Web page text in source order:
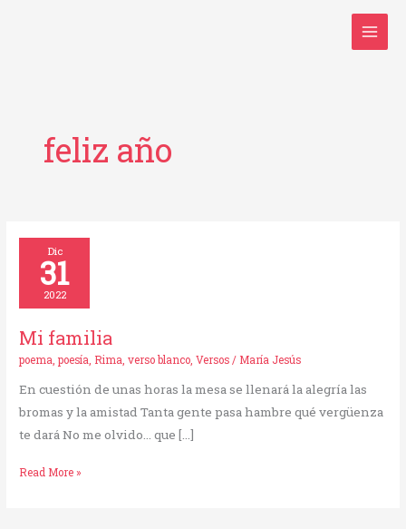
feliz año
Dic
31
2022
Mi familia
poema,poesía, Rima,verso blanco,Versos / María Jesús
En cuestión de unas horas la mesa se llenará la alegría las
bromas y la amistad Tanta gente pasa hambre qué vergüenza
te dará No me olvido… que […]
familia
Read More »